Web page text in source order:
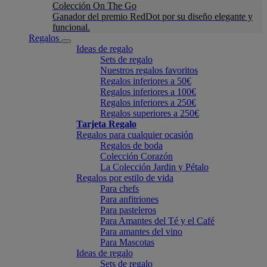
Colección On The Go
Ganador del premio RedDot por su diseño elegante y
funcional.
Regalos
Ideas de regalo
Sets de regalo
Nuestros regalos favoritos
Regalos inferiores a 50€
Regalos inferiores a 100€
Regalos inferiores a 250€
Regalos superiores a 250€
Tarjeta Regalo
Regalos para cualquier ocasión
Regalos de boda
Colección Corazón
La Colección Jardin y Pétalo
Regalos por estilo de vida
Para chefs
Para anfitriones
Para pasteleros
Para Amantes del Té y el Café
Para amantes del vino
Para Mascotas
Ideas de regalo
Sets de regalo